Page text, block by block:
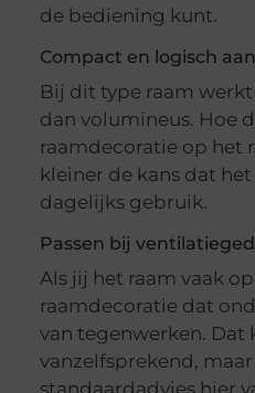
de bediening kunt.
Compact en logisch
Bij dit type raam
dan volumineus. Hoe
raamdecoratie op het
kleiner de kans dat
dagelijks gebruik.
Passen bij
Als jij het raam vaak
raamdecoratie dat
van tegenwerken. Dat
vanzelfsprekend,
standaardadvies hier